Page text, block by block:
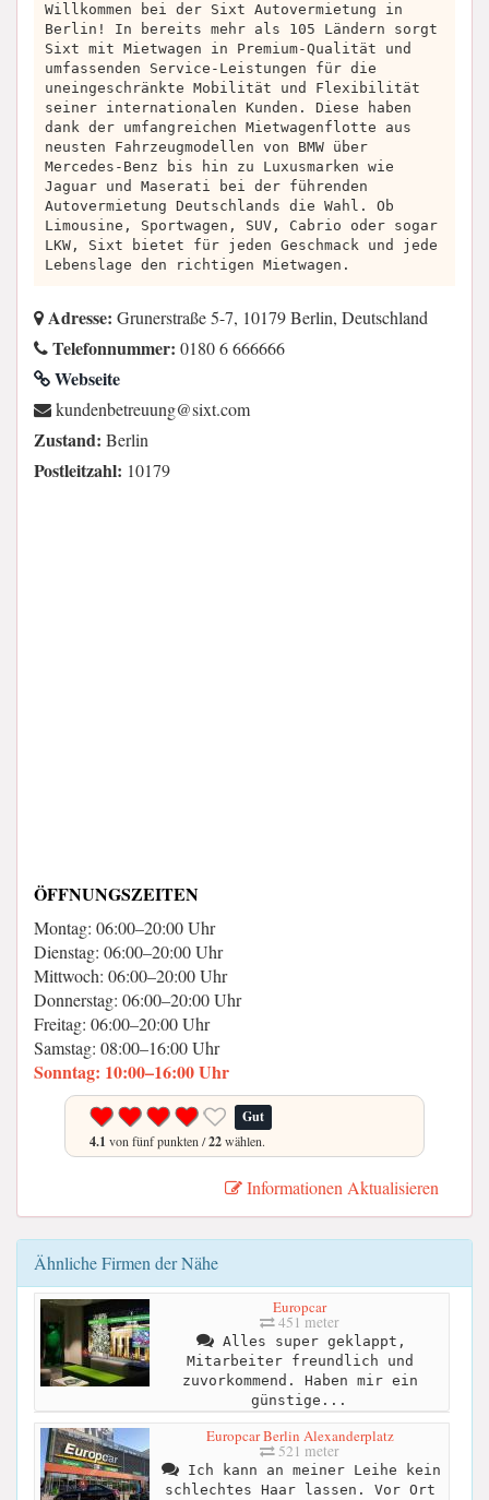
Willkommen bei der Sixt Autovermietung in
Berlin! In bereits mehr als 105 Ländern sorgt
Sixt mit Mietwagen in Premium-Qualität und
umfassenden Service-Leistungen für die
uneingeschränkte Mobilität und Flexibilität
seiner internationalen Kunden. Diese haben
dank der umfangreichen Mietwagenflotte aus
neusten Fahrzeugmodellen von BMW über
Mercedes-Benz bis hin zu Luxusmarken wie
Jaguar und Maserati bei der führenden
Autovermietung Deutschlands die Wahl. Ob
Limousine, Sportwagen, SUV, Cabrio oder sogar
LKW, Sixt bietet für jeden Geschmack und jede
Lebenslage den richtigen Mietwagen.
Adresse: Grunerstraße 5-7, 10179 Berlin, Deutschland
Telefonnummer: 0180 6 666666
Webseite
moc.txis@gnuuertebnednuk
Zustand: Berlin
Postleitzahl: 10179
ÖFFNUNGSZEITEN
Montag: 06:00–20:00 Uhr
Dienstag: 06:00–20:00 Uhr
Mittwoch: 06:00–20:00 Uhr
Donnerstag: 06:00–20:00 Uhr
Freitag: 06:00–20:00 Uhr
Samstag: 08:00–16:00 Uhr
Sonntag: 10:00–16:00 Uhr
Gut
4.1 von fünf punkten /22wählen.
Informationen Aktualisieren
Ähnliche Firmen der Nähe
Europcar
451 meter
Alles super geklappt,
Mitarbeiter freundlich und
zuvorkommend. Haben mir ein
günstige...
Europcar Berlin Alexanderplatz
521 meter
Ich kann an meiner Leihe kein
schlechtes Haar lassen. Vor Ort